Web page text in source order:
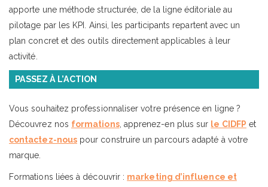
apporte une méthode structurée, de la ligne éditoriale au
pilotage par les KPI. Ainsi, les participants repartent avec un
plan concret et des outils directement applicables à leur
activité.
PASSEZ À L’ACTION
Vous souhaitez professionnaliser votre présence en ligne ?
Découvrez nos formations, apprenez-en plus sur le CIDFP et
contactez-nouspour construire un parcours adapté à votre
marque.
Formations liées à découvrir : marketing d’influence et